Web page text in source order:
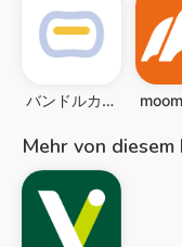
バンドルカード:誰でも発行できるVisaプリカ
Mehr von